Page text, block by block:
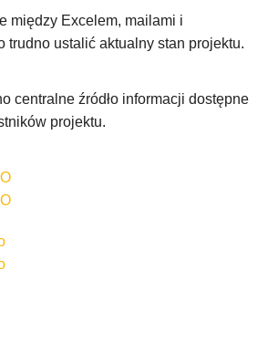
między Excelem, mailami i
trudno ustalić aktualny stan projektu.
centralne źródło informacji dostępne
projektu.